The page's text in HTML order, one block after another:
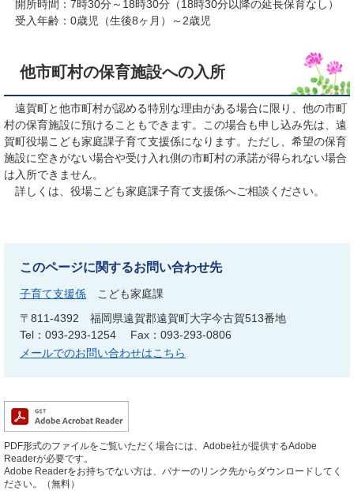
開所時間：7時30分～18時30分（18時30分以降の延長保育なし）
受入年齢：0歳児（生後8ヶ月）～2歳児
他市町村の保育施設への入所
遠賀町と他市町村が認める特別な理由がある場合に限り、他の市町
村の保育施設に預けることもできます。この場合も申し込み先は、遠
賀町役場こども家庭課子育て支援係になります。ただし、希望の保育
施設に空きがない場合や受け入れ側の市町村の承諾が得られない場合
は入所できません。
詳しくは、役場こども家庭課子育て支援係へご相談ください。
このページに関するお問い合わせ先
子育て支援係
こども家庭課
〒811-4392
福岡県遠賀郡遠賀町大字今古賀513番地
Tel：093-293-1254
Fax：093-293-0806
メールでのお問い合わせはこちら
PDF形式のファイルをご覧いただく場合には、Adobe社が提供するAdobe
Readerが必要です。
Adobe Readerをお持ちでない方は、バナーのリンク先からダウンロードしてく
ださい。（無料）